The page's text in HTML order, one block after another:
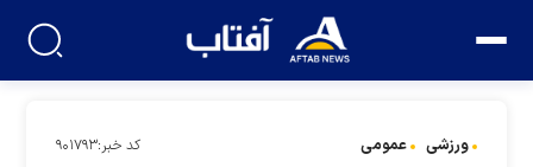
ورزشی عمومی کد خبر:۹۰۱۷۹۳